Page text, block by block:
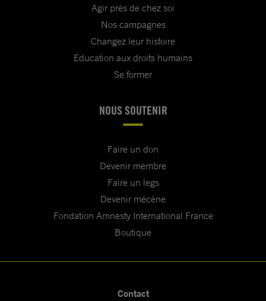
Agir près de chez soi
Nos campagnes
Changez leur histoire
Education aux droits humains
Se former
NOUS SOUTENIR
Faire un don
Devenir membre
Faire un legs
Devenir mécène
Fondation Amnesty International France
Boutique
Contact